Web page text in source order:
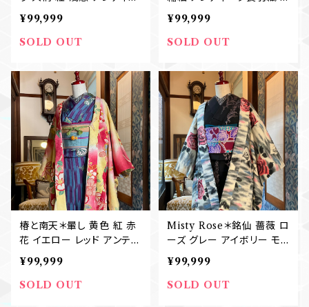
ク長羽織 B393
¥99,999
SOLD OUT
375
¥99,999
SOLD OUT
椿と南天＊暈し 黄色 紅 赤
花 イエロー レッド アンティ
ーク長羽織 B351
¥99,999
SOLD OUT
Misty Rose＊銘仙 薔薇 ロ
ーズ グレー アイボリー モ
ダン アンティーク長羽織 B
340
¥99,999
SOLD OUT